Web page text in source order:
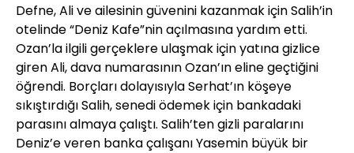
Defne, Ali ve ailesinin güvenini kazanmak için Salih’in
otelinde “Deniz Kafe”nin açılmasına yardım etti.
Ozan’la ilgili gerçeklere ulaşmak için yatına gizlice
giren Ali, dava numarasının Ozan’ın eline geçtiğini
öğrendi. Borçları dolayısıyla Serhat’ın köşeye
sıkıştırdığı Salih, senedi ödemek için bankadaki
parasını almaya çalıştı. Salih’ten gizli paralarını
Deniz’e veren banka çalışanı Yasemin büyük bir